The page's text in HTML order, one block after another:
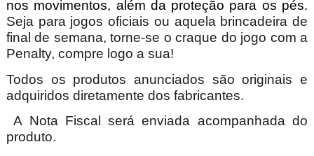
nos movimentos, além da proteção para os pés.
Seja para jogos oficiais ou aquela brincadeira de
final de semana, torne-se o craque do jogo com a
Penalty, compre logo a sua!
Todos os produtos anunciados são originais e
adquiridos diretamente dos fabricantes.
A Nota Fiscal será enviada acompanhada do
produto.